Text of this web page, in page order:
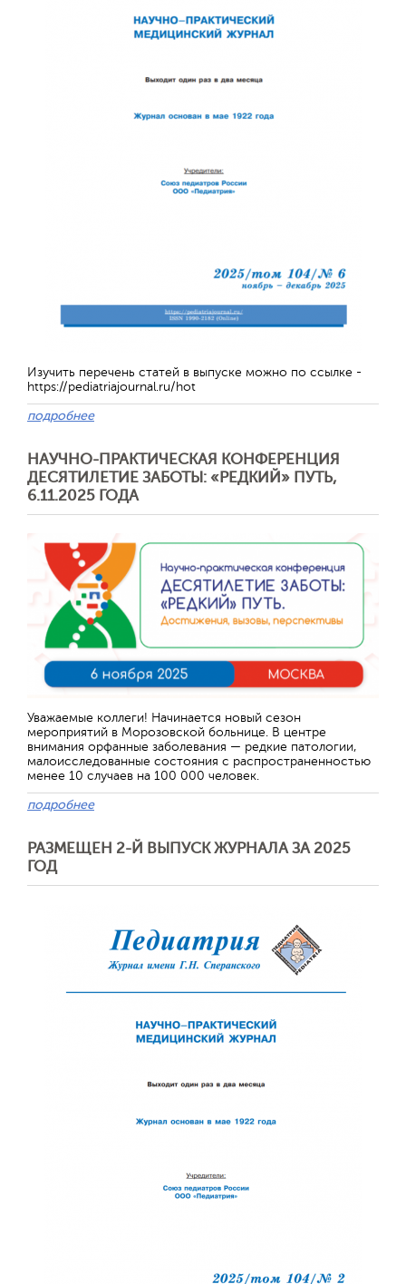
Изучить перечень статей в выпуске можно по ссылке -
https://pediatriajournal.ru/hot
подробнее
НАУЧНО-ПРАКТИЧЕСКАЯ КОНФЕРЕНЦИЯ
ДЕСЯТИЛЕТИЕ ЗАБОТЫ: «РЕДКИЙ» ПУТЬ,
6.11.2025 ГОДА
Уважаемые коллеги! Начинается новый сезон
мероприятий в Морозовской больнице. В центре
внимания орфанные заболевания — редкие патологии,
малоисследованные состояния с распространенностью
менее 10 случаев на 100 000 человек.
подробнее
РАЗМЕЩЕН 2-Й ВЫПУСК ЖУРНАЛА ЗА 2025
ГОД